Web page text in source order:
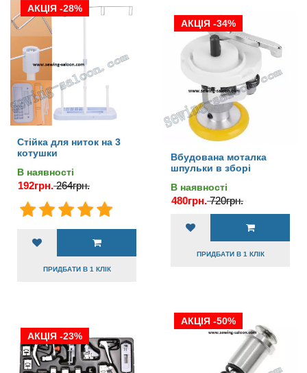
АКЦІЯ -28%
Стійка для ниток на 3
котушки
В наявності
192грн. 264грн.
ПРИДБАТИ В 1 КЛІК
АКЦІЯ -34%
Вбудована моталка
шпульки в зборі
В наявності
480грн. 720грн.
ПРИДБАТИ В 1 КЛІК
АКЦІЯ -23%
АКЦІЯ -50%